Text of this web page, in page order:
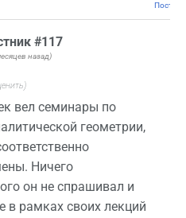
#117
назад)
вел семинары по
геометрии,
Ничего
он не спрашивал и
в рамках своих лекций